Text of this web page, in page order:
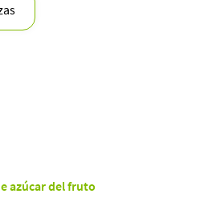
azúcar del fruto